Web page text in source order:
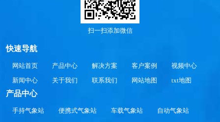
扫一扫添加微信
快速导航
网站首页 产品中心 解决方案 客户案例
视频中心
新闻中心
关于我们 联系我们 网站地图 txt地图
产品中心
手持气象站 便携式气象站 车载气象站
自动气象站